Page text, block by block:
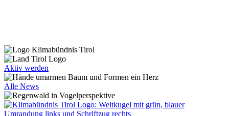
Aktiv werden
Alle News